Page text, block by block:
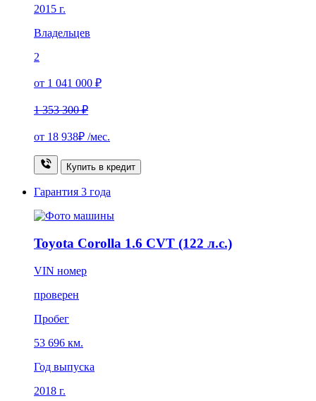
2015 г.
Владельцев
2
от 1 041 000 ₽
1 353 300 ₽
от 18 938₽ /мес.
Купить в кредит
Гарантия 3 года
Toyota Corolla 1.6 CVT (122 л.с.)
VIN номер
проверен
Пробег
53 696 км.
Год выпуска
2018 г.